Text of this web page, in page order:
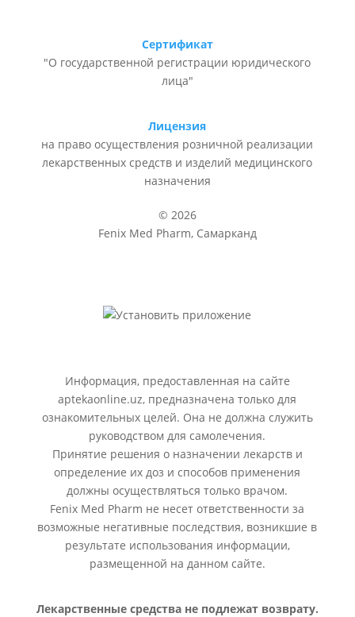
Сертификат
"О государственной регистрации юридического
лица"
Лицензия
на право осуществления розничной реализации
лекарственных средств и изделий медицинского
назначения
© 2026
Fenix Med Pharm, Самарканд
Информация, предоставленная на сайте
aptekaonline.uz, предназначена только для
ознакомительных целей. Она не должна служить
руководством для самолечения.
Принятие решения о назначении лекарств и
определение их доз и способов применения
должны осуществляться только врачом.
Fenix Med Pharm не несет ответственности за
возможные негативные последствия, возникшие в
результате использования информации,
размещенной на данном сайте.
Лекарственные средства не подлежат возврату.